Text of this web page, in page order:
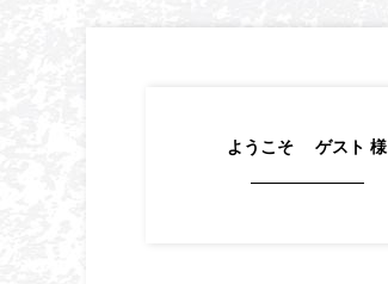
ようこそ ゲスト 様